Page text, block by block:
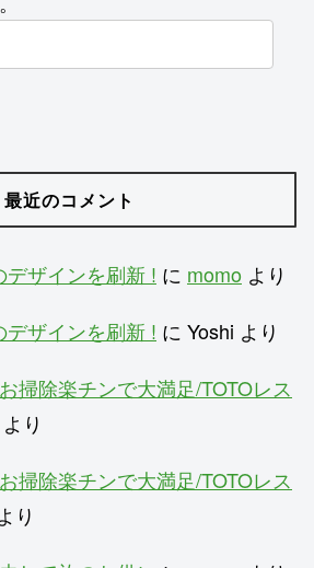
最近のコメント
ザインを刷新 ! に momo より
ザインを刷新 ! に Yoshi より
掃除楽チンで大満足/TOTOレス
より
掃除楽チンで大満足/TOTOレス
り